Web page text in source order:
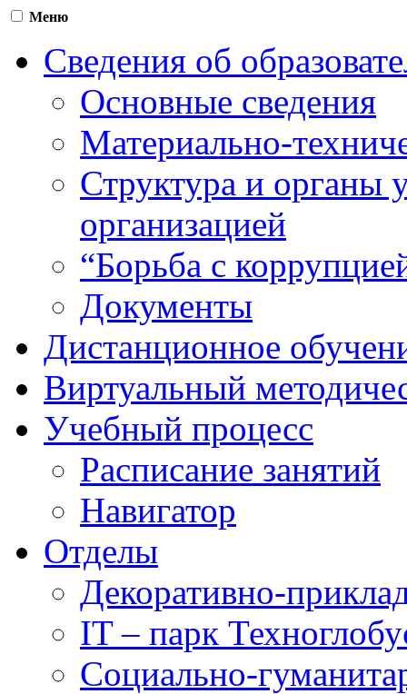
Меню
Сведения об
Основные сведения
Материально-
Структура и органы
организацией
“Борьба с
Документы
Дистанционное
Виртуальный
Учебный процесс
Расписание занятий
Навигатор
Отделы
Декоративно-
IT – парк
Социально-